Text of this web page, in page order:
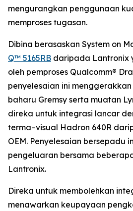
mengurangkan penggunaan
memproses tugasan.
Dibina berasaskan System on
Q™ 5165RB daripada Lantronix
oleh pemproses Qualcomm®
penyelesaian ini
baharu Gremsy serta muatan
direka untuk integrasi lancar
terma–visual Hadron 640R
OEM. Penyelesaian bersepadu
pengeluaran bersama
Lantronix.
Direka untuk membolehkan
menawarkan keupayaan